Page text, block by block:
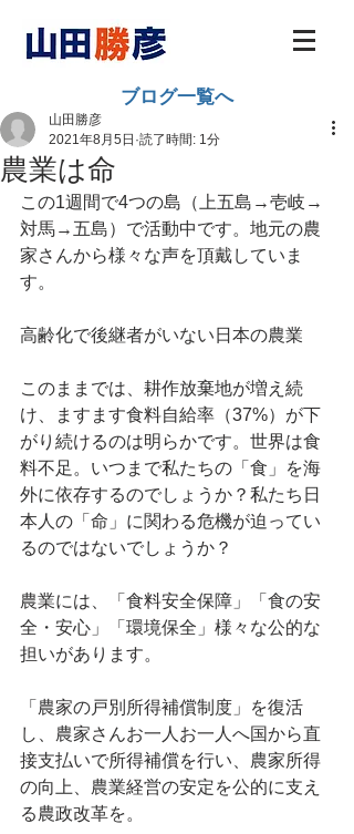
ブログ一覧へ
農業は命
山田勝彦
2021年8月5日 読了時間: 1分
この1週間で4つの島（上五島→壱岐→
対馬→五島）で活動中です。地元の農
家さんから様々な声を頂戴していま
す。
高齢化で後継者がいない日本の農業
このままでは、耕作放棄地が増え続
け、ますます食料自給率（37%）が下
がり続けるのは明らかです。世界は食
料不足。いつまで私たちの「食」を海
外に依存するのでしょうか？私たち日
本人の「命」に関わる危機が迫ってい
るのではないでしょうか？
農業には、「食料安全保障」「食の安
全・安心」「環境保全」様々な公的な
担いがあります。
「農家の戸別所得補償制度」を復活
し、農家さんお一人お一人へ国から直
接支払いで所得補償を行い、農家所得
の向上、農業経営の安定を公的に支え
る農政改革を。